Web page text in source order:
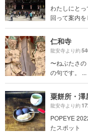
わたしにと
回って案内を
仁和寺
龍安寺より約
〜ねぶたさ
の句です。 ...
粟餅所・澤
龍安寺より約
POPEYE
たスポット